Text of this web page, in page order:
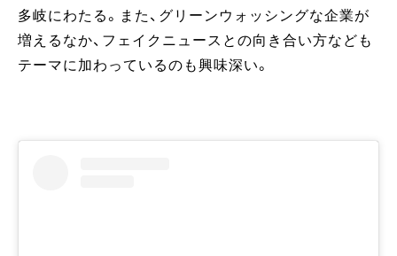
多岐にわたる。また、グリーンウォッシングな企業が
増えるなか、フェイクニュースとの向き合い方なども
テーマに加わっているのも興味深い。